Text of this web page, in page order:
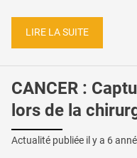
LIRE LA SUITE
CANCER :
lors de la
Actualité publiée il y a 6